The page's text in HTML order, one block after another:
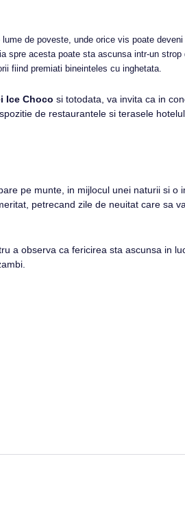
de poveste, unde orice vis poate
spre acesta poate sta ascunsa intr-un
fiind premiati bineinteles cu inghetata.
Ice Choco si totodata, va invita ca in
de restaurantele si terasele
pe munte, in mijlocul unei naturii si o
petrecand zile de neuitat care sa
a observa ca fericirea sta ascunsa in